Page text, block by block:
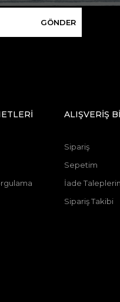
GÖNDER
ALIŞVERİŞ
Sipariş
Sepetim
İade
Sipariş Takibi